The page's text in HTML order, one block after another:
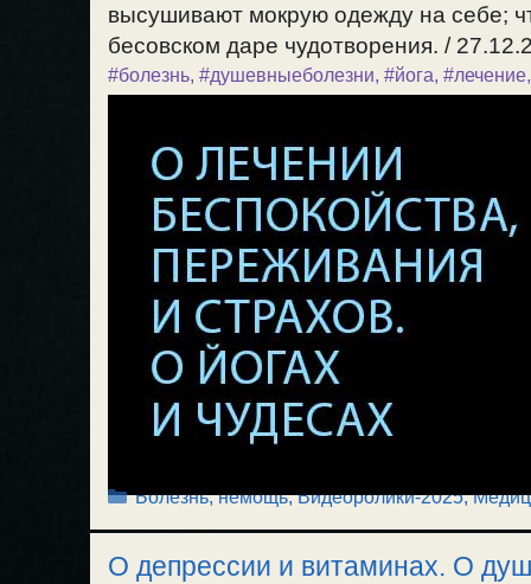
высушивают мокрую одежду на себе;
бесовском даре чудотворения. /
#болезнь, #душевныеболезни, #йога, #лечение,
Рубрики
Болезнь, немощь,Видеоролики-2025,
О депрессии и витаминах. О